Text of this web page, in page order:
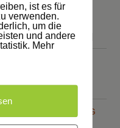
Hof….
Schäfer haben
Lewalter
der Firma[…]
Willy A. Löw AG
ist es für
verwenden.
um die
und andere
Mehr